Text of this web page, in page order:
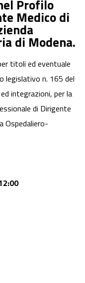
Profilo
Medico di
di Modena.
titoli ed eventuale
legislativo n. 165 del
integrazioni, per la
di Dirigente
Ospedaliero-